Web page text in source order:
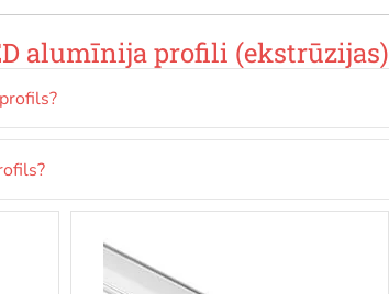
alumīnija profili (ekstrūzijas)